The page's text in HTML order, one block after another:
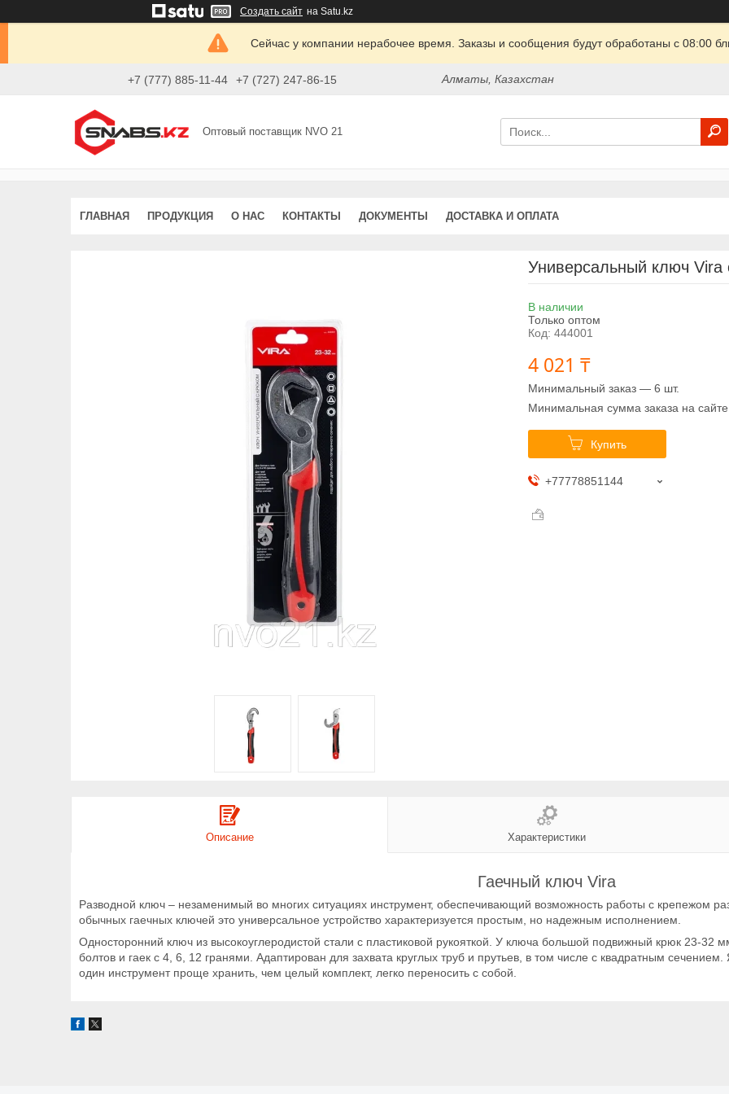
Создать сайт на Satu.kz
Сейчас у компании нерабочее время. Заказы и сообщения будут обработаны с 08:00
+7 (777) 885-11-44 +7 (727) 247-86-15 Алматы, Казахстан
Оптовый поставщик NVO 21
ГЛАВНАЯ ПРОДУКЦИЯ О НАС КОНТАКТЫ ДОКУМЕНТЫ ДОСТАВКА И ОПЛАТА
Универсальный ключ
В наличии
Только оптом
Код: 444001
4 021 ₸
Минимальный заказ — 6 шт.
Минимальная сумма заказа на
Купить
+77778851144
Описание Характеристики
Гаечный ключ Vira
Разводной ключ – незаменимый во многих ситуациях инструмент, обеспечивающий возможность работы с крепежом
обычных гаечных ключей это универсальное устройство характеризуется простым, но надежным исполнением.
Односторонний ключ из высокоуглеродистой стали с пластиковой рукояткой. У ключа большой подвижный крюк 23-32
болтов и гаек с 4, 6, 12 гранями. Адаптирован для захвата круглых труб и прутьев, в том числе с квадратным
один инструмент проще хранить, чем целый комплект, легко переносить с собой.